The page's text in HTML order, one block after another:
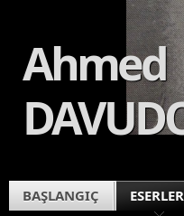
Ahmed
BAŞLANGIÇ